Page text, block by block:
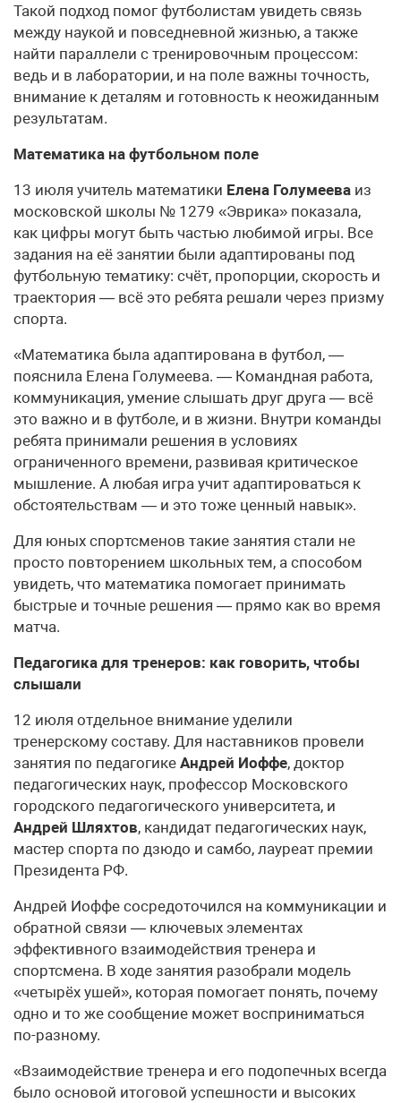
Такой подход помог футболистам увидеть связь
между наукой и повседневной жизнью, а также
найти параллели с тренировочным процессом:
ведь и в лаборатории, и на поле важны точность,
внимание к деталям и готовность к неожиданным
результатам.
Математика на футбольном поле
13 июля учитель математики Елена Голумеева из
московской школы № 1279 «Эврика» показала,
как цифры могут быть частью любимой игры. Все
задания на её занятии были адаптированы под
футбольную тематику: счёт, пропорции, скорость и
траектория — всё это ребята решали через призму
спорта.
«Математика была адаптирована в футбол, —
пояснила Елена Голумеева. — Командная работа,
коммуникация, умение слышать друг друга — всё
это важно и в футболе, и в жизни. Внутри команды
ребята принимали решения в условиях
ограниченного времени, развивая критическое
мышление. А любая игра учит адаптироваться к
обстоятельствам — и это тоже ценный навык».
Для юных спортсменов такие занятия стали не
просто повторением школьных тем, а способом
увидеть, что математика помогает принимать
быстрые и точные решения — прямо как во время
матча.
Педагогика для тренеров: как говорить, чтобы
слышали
12 июля отдельное внимание уделили
тренерскому составу. Для наставников провели
занятия по педагогике Андрей Иоффе, доктор
педагогических наук, профессор Московского
городского педагогического университета, и
Андрей Шляхтов, кандидат педагогических наук,
мастер спорта по дзюдо и самбо, лауреат премии
Президента РФ.
Андрей Иоффе сосредоточился на коммуникации и
обратной связи — ключевых элементах
эффективного взаимодействия тренера и
спортсмена. В ходе занятия разобрали модель
«четырёх ушей», которая помогает понять, почему
одно и то же сообщение может восприниматься
по-разному.
«Взаимодействие тренера и его подопечных всегда
было основой итоговой успешности и высоких